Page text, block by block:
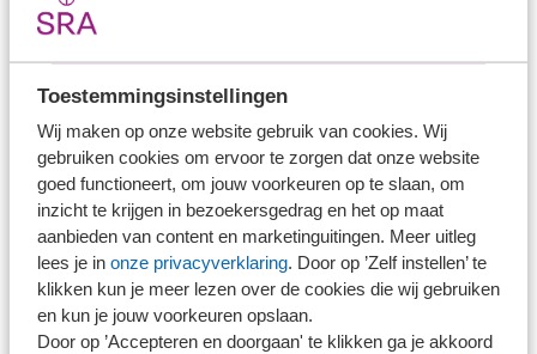
Toestemmingsinstellingen
Wij maken op onze website gebruik van cookies. Wij
gebruiken cookies om ervoor te zorgen dat onze website
goed functioneert, om jouw voorkeuren op te slaan, om
inzicht te krijgen in bezoekersgedrag en het op maat
aanbieden van content en marketinguitingen. Meer uitleg
lees je in onze privacyverklaring. Door op ’Zelf instellen’ te
klikken kun je meer lezen over de cookies die wij gebruiken
en kun je jouw voorkeuren opslaan.
Door op ’Accepteren en doorgaan' te klikken ga je akkoord
wat voor jou van toepassing is.
Ons kantoor is lid van SRA